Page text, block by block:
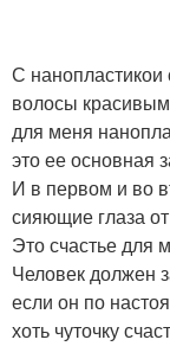
С нанопластикои
волосы
для меня
это ее основная
И в первом и во
сияющие глаза
Это счастье для
Человек должен
если он по
хоть чуточку